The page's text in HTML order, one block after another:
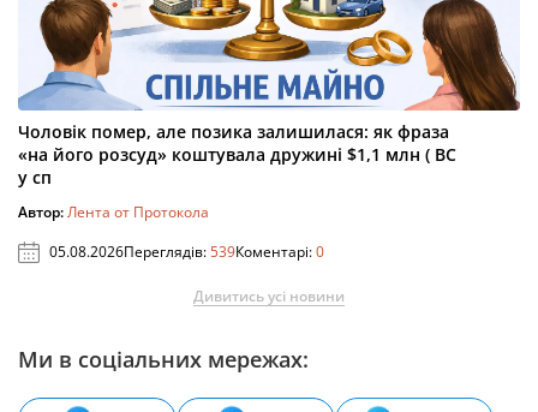
Чоловік помер, але позика залишилася: як фраза
«на його розсуд» коштувала дружині $1,1 млн ( ВС
у сп
Автор:Лента от Протокола
05.08.2026Переглядів:539Коментарі:0
Дивитись усі новини
Ми в соціальних мережах: